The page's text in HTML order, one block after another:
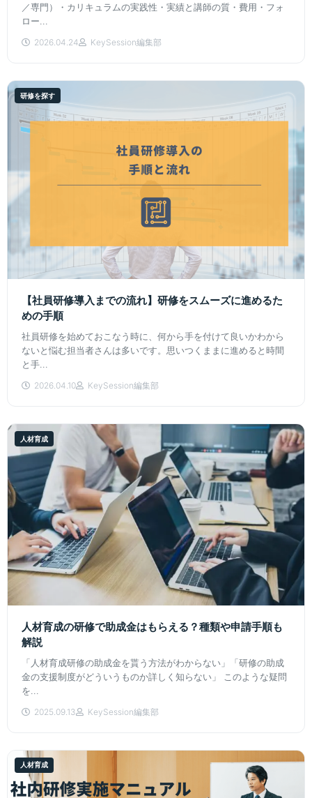
／専門）・カリキュラムの実践性・実績と講師の質・費用・フォ
ロー...
2026.04.24 KeySession編集部
研修を探す
【社員研修導入までの流れ】研修をスムーズに進めるた
めの手順
社員研修を始めておこなう時に、何から手を付けて良いかわから
ないと悩む担当者さんは多いです。思いつくままに進めると時間
と手...
2026.04.10 KeySession編集部
人材育成
人材育成の研修で助成金はもらえる？種類や申請手順も
解説
「人材育成研修の助成金を貰う方法がわからない」「研修の助成
金の支援制度がどういうものか詳しく知らない」 このような疑問
を...
2025.09.13 KeySession編集部
人材育成